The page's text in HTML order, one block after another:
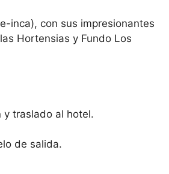
inca), con sus impresionantes
Hortensias y Fundo Los
y traslado al hotel.
de salida.